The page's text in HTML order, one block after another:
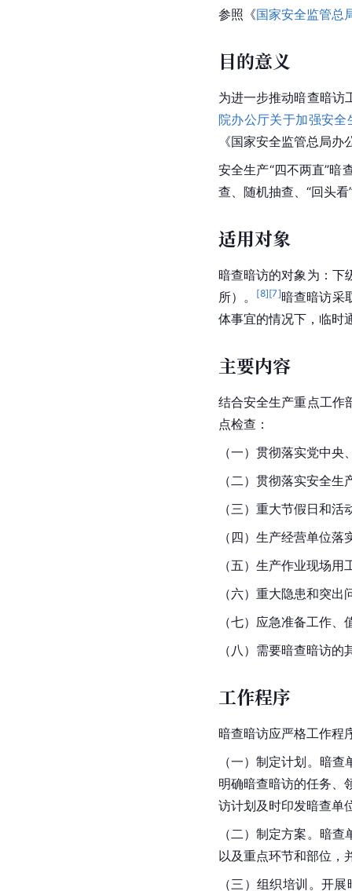
参照《国家安全监管总
目的意义
为进一步推动暗查暗访
院办公厅关于加强安
《国家安全监管总局
安全生产“四不两直”暗
查、随机抽查、“回头
适用对象
暗查暗访的对象为：下
所）。
[8][7]暗查暗访采
体事宜的情况下，临时
主要内容
结合安全生产重点工作
点检查：
（一）贯彻落实党中
（二）贯彻落实安全
（三）重大节假日和
（四）生产经营单位
（五）生产作业现场
（六）重大隐患和突
（七）应急准备工作
（八）需要暗查暗访的
工作程序
暗查暗访应严格工作程
（一）制定计划。暗
明确暗查暗访的任务、
访计划及时印发暗查单
（二）制定方案。暗
以及重点环节和部位，
（三）组织培训。开